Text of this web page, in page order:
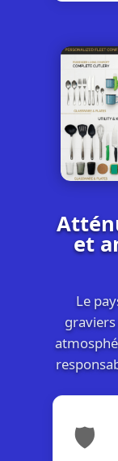
et
Le
🛡️